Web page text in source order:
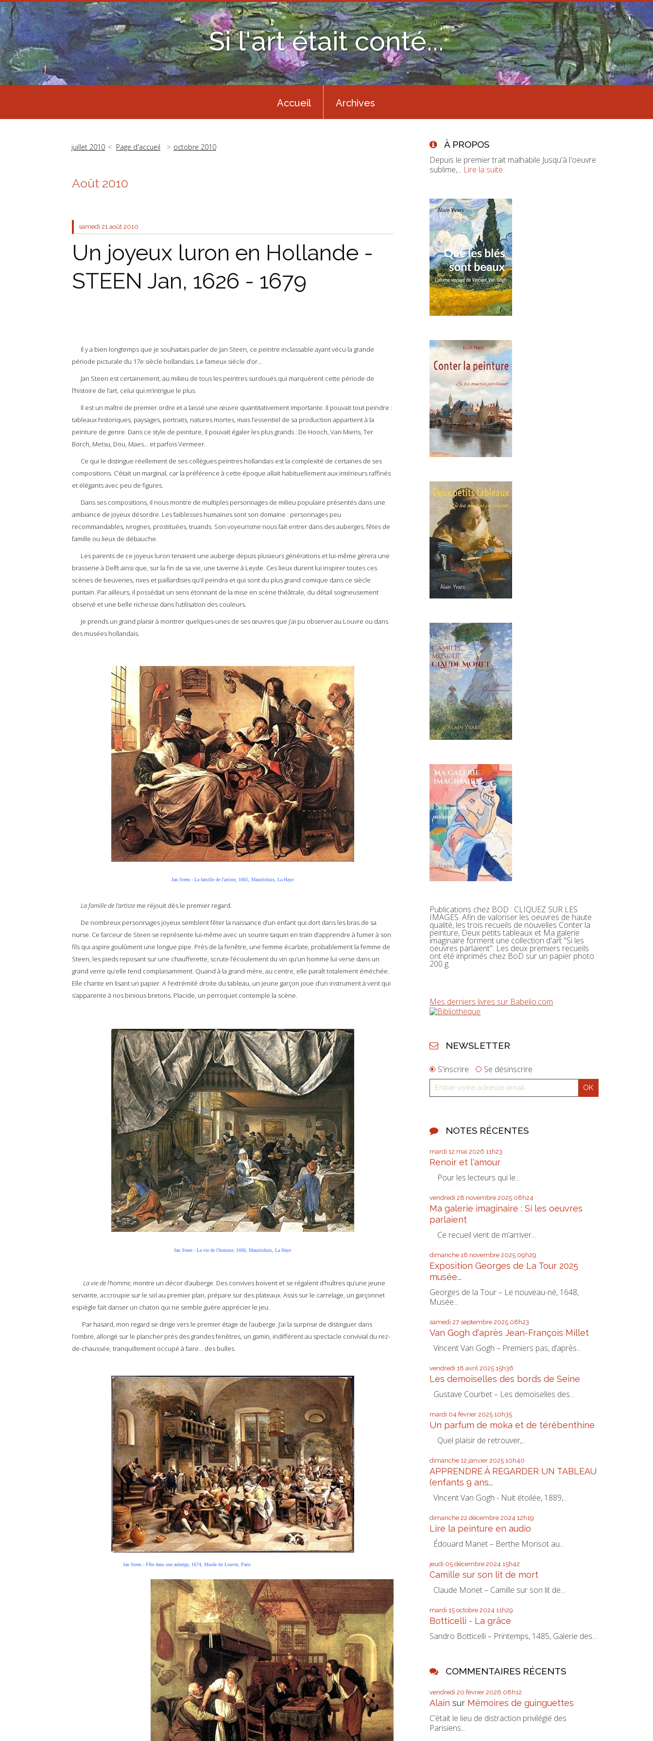
Si l'art était conté...
Accueil Archives
juillet 2010 Page d'accueil octobre 2010
Août 2010
samedi 21 août 2010
Un joyeux luron en Hollande -
STEEN Jan, 1626 - 1679
Il y a bien longtemps que je souhaitais parler de Jan Steen, ce peintre inclassable ayant vécu la grande
période picturale du 17e siècle hollandais. Le fameux siècle d’or…
Jan Steen est certainement, au milieu de tous les peintres surdoués qui marquèrent cette période de
l’histoire de l’art, celui qui m’intrigue le plus.
Il est un maître de premier ordre et a laissé une œuvre quantitativement importante. Il pouvait tout peindre :
tableaux historiques, paysages, portraits, natures mortes, mais l’essentiel de sa production appartient à la
peinture de genre. Dans ce style de peinture, il pouvait égaler les plus grands : De Hooch, Van Mieris, Ter
Borch, Metsu, Dou, Maes... et parfois Vermeer.
Ce qui le distingue réellement de ses collègues peintres hollandais est la complexité de certaines de ses
compositions. C’était un marginal, car la préférence à cette époque allait habituellement aux intérieurs raffinés
et élégants avec peu de figures.
Dans ses compositions, il nous montre de multiples personnages de milieu populaire présentés dans une
ambiance de joyeux désordre. Les faiblesses humaines sont son domaine : personnages peu
recommandables, ivrognes, prostituées, truands. Son voyeurisme nous fait entrer dans des auberges, fêtes de
famille ou lieux de débauche.
Les parents de ce joyeux luron tenaient une auberge depuis plusieurs générations et lui-même gérera une
brasserie à Delft ainsi que, sur la fin de sa vie, une taverne à Leyde. Ces lieux durent lui inspirer toutes ces
scènes de beuveries, rixes et paillardises qu’il peindra et qui sont du plus grand comique dans ce siècle
puritain. Par ailleurs, il possédait un sens étonnant de la mise en scène théâtrale, du détail soigneusement
observé et une belle richesse dans l’utilisation des couleurs.
Je prends un grand plaisir à montrer quelques-unes de ses œuvres que j’ai pu observer au Louvre ou dans
des musées hollandais.
Jan Steen - La famille de l'artiste, 1665, Mauritshuis, La Haye
La famille de l’artiste me réjouit dès le premier regard.
De nombreux personnages joyeux semblent fêter la naissance d’un enfant qui dort dans les bras de sa
nurse. Ce farceur de Steen se représente lui-même avec un sourire taquin en train d’apprendre à fumer à son
fils qui aspire goulûment une longue pipe. Près de la fenêtre, une femme écarlate, probablement la femme de
Steen, les pieds reposant sur une chaufferette, scrute l’écoulement du vin qu’un homme lui verse dans un
grand verre qu’elle tend complaisamment. Quand à la grand-mère, au centre, elle paraît totalement éméchée.
Elle chante en lisant un papier. A l’extrémité droite du tableau, un jeune garçon joue d’un instrument à vent qui
s’apparente à nos binious bretons. Placide, un perroquet contemple la scène.
Jan Steen - La vie de l'homme, 1666, Mauritshuis, La Haye
La vie de l’homme, montre un décor d’auberge. Des convives boivent et se régalent d’huîtres qu’une jeune
servante, accroupie sur le sol au premier plan, prépare sur des plateaux. Assis sur le carrelage, un garçonnet
espiègle fait danser un chaton qui ne semble guère apprécier le jeu.
Par hasard, mon regard se dirige vers le premier étage de l’auberge. J’ai la surprise de distinguer dans
l’ombre, allongé sur le plancher près des grandes fenêtres, un gamin, indifférent au spectacle convivial du rez-
de-chaussée, tranquillement occupé à faire… des bulles.
Jan Steen - Fête dans une auberge, 1674, Musée du Louvre, Paris
À PROPOS
Depuis le premier trait malhabile Jusqu'à l'oeuvre
sublime,... Lire la suite
Publications chez BOD : CLIQUEZ SUR LES
IMAGES. Afin de valoriser les oeuvres de haute
qualité, les trois recueils de nouvelles Conter la
peinture, Deux petits tableaux et Ma galerie
imaginaire forment une collection d'art "Si les
oeuvres parlaient". Les deux premiers recueils
ont été imprimés chez BoD sur un papier photo
200 g.
Mes derniers livres sur Babelio.com
NEWSLETTER
S'inscrire Se désinscrire
NOTES RÉCENTES
mardi 12 mai 2026 11h23
Renoir et l'amour
Pour les lecteurs qui le...
vendredi 28 novembre 2025 08h24
Ma galerie imaginaire : Si les oeuvres
parlaient
Ce recueil vient de m’arriver...
dimanche 16 novembre 2025 09h29
Exposition Georges de La Tour 2025
musée...
Georges de la Tour – Le nouveau-né, 1648,
Musée...
samedi 27 septembre 2025 08h23
Van Gogh d'après Jean-François Millet
Vincent Van Gogh – Premiers pas, d’après...
vendredi 18 avril 2025 15h36
Les demoiselles des bords de Seine
Gustave Courbet – Les demoiselles des...
mardi 04 février 2025 10h35
Un parfum de moka et de térébenthine
Quel plaisir de retrouver,...
dimanche 12 janvier 2025 10h40
APPRENDRE À REGARDER UN TABLEAU
(enfants 9 ans...
Vincent Van Gogh - Nuit étoilée, 1889,...
dimanche 22 décembre 2024 12h19
Lire la peinture en audio
Édouard Manet – Berthe Morisot au...
jeudi 05 décembre 2024 15h42
Camille sur son lit de mort
Claude Monet – Camille sur son lit de...
mardi 15 octobre 2024 11h29
Botticelli - La grâce
Sandro Botticelli – Printemps, 1485, Galerie des...
COMMENTAIRES RÉCENTS
vendredi 20 février 2026 08h12
Alain sur Mémoires de guinguettes
C’était le lieu de distraction privilégié des
Parisiens...